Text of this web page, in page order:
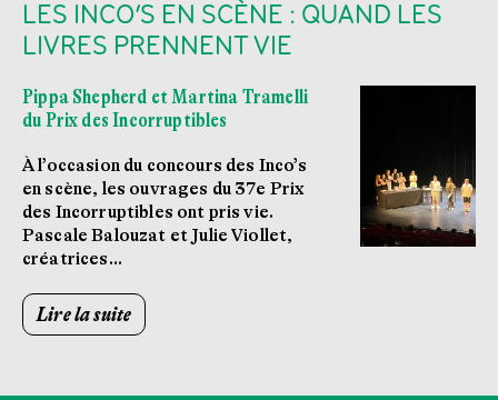
LES INCO’S EN SCÈNE : QUAND LES
LIVRES PRENNENT VIE
Pippa Shepherd et Martina Tramelli
du Prix des Incorruptibles
À l’occasion du concours des Inco’s
en scène, les ouvrages du 37e Prix
des Incorruptibles ont pris vie.
Pascale Balouzat et Julie Viollet,
créatrices…
Lire la suite